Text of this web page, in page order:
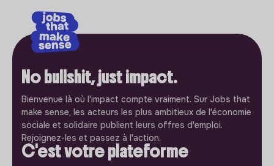
No bullshit, just impact.
Bienvenue là où l'impact compte vraiment. Sur Jobs that
make sense, les acteurs les plus ambitieux de l'économie
sociale et solidaire publient leurs offres d'emploi.
Rejoignez-les et passez à l'action.
C'est votre plateforme